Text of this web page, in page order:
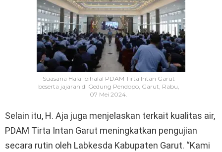
Suasana Halal bihalal PDAM Tirta Intan Garut
beserta jajaran di Gedung Pendopo, Garut, Rabu,
07 Mei 2024.
Selain itu, H. Aja juga menjelaskan terkait kualitas air,
PDAM Tirta Intan Garut meningkatkan pengujian
secara rutin oleh Labkesda Kabupaten Garut. “Kami